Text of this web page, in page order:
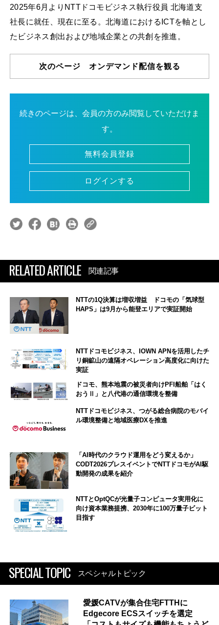
2025年6月よりNTTドコモビジネス執行役員 北海道支
社長に就任、現在に至る。北海道におけるICTを軸とし
たビジネス創出および地域企業との共創を推進。
次のページ オンデマンド配信を観る
続きのページは、会員の方のみ閲覧していただけま
す。
無料会員登録
ログインする
RELATED ARTICLE 関連記事
NTTの1Q決算は増収増益 ドコモの「気球型
HAPS」は9月から能登エリアで実証開始
NTTドコモビジネス、IOWN APNを活用したチ
リ銅鉱山の遠隔オペレーション高度化に向けた
実証
ドコモ、熊本地震の被災者向けPFI船舶「はく
おうⅡ」と八代港の通信環境を整備
NTTドコモビジネス、つがる総合病院のモバイ
ル環境整備と地域医療DXを推進
「AI時代のクラウド運用をどう変えるか」
CODT2026プレスイベントでNTTドコモがAI駆
動開発の成果を紹介
NTTとOptQCが光量子コンピュータ実用化に
向け資本業務提携、2030年に100万量子ビット
目指す
SPECIAL TOPIC スペシャルトピック
愛媛CATVが集合住宅FTTHに
Edgecore ECSスイッチを選定